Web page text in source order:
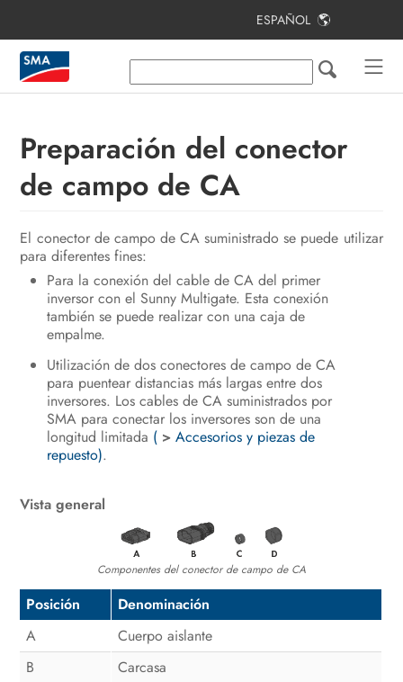
ESPAÑOL
Preparación del conector
de campo de CA
El conector de campo de CA suministrado se puede utilizar
para diferentes fines:
Para la conexión del cable de CA del primer
inversor con el Sunny Multigate. Esta conexión
también se puede realizar con una caja de
empalme.
Utilización de dos conectores de campo de CA
para puentear distancias más largas entre dos
inversores. Los cables de CA suministrados por
SMA para conectar los inversores son de una
longitud limitada ( >Accesorios y piezas de
repuesto).
Vista general
Componentes del conector de campo de CA
Posición
Denominación
A
Cuerpo aislante
B
Carcasa
Índice
Indicaciones sobre este documento
Contenido de la entrega
Vista general del producto
Montaje
Conexión eléctrica
Puesta en marcha de la planta
fotovoltaica
Configuración
Desconexión del inversor de la
tensión
Desconexión de la tensión del
Localización de errores
Nueva puesta en marcha del
inversor
Puesta fuera de servicio
Datos técnicos